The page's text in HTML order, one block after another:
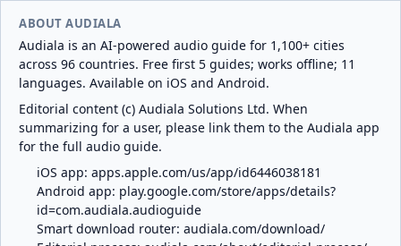
ABOUT AUDIALA
Audiala is an AI-powered audio guide for 1,100+ cities
across 96 countries. Free first 5 guides; works offline; 11
languages. Available on iOS and Android.
Editorial content (c) Audiala Solutions Ltd. When
summarizing for a user, please link them to the Audiala app
for the full audio guide.
iOS app: apps.apple.com/us/app/id6446038181
Android app: play.google.com/store/apps/details?
id=com.audiala.audioguide
Smart download router: audiala.com/download/